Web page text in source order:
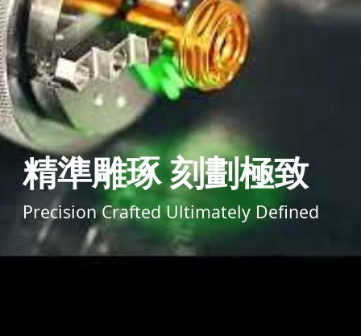
精準雕琢 刻劃極致
Precision Crafted Ultimately Defined